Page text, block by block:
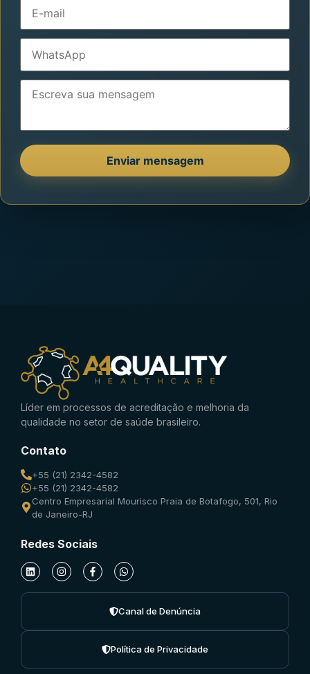
Líder em processos de acreditação e melhoria da
qualidade no setor de saúde brasileiro.
Contato
+55 (21) 2342-4582
+55 (21) 2342-4582
Centro Empresarial Mourisco Praia de Botafogo, 501, Rio
de Janeiro-RJ
Redes Sociais
Canal de Denúncia
Política de Privacidade